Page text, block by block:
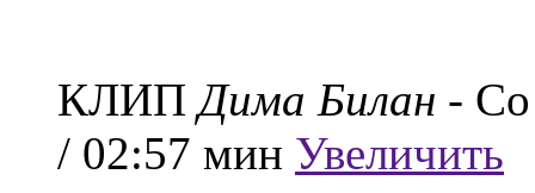
КЛИП Дима Билан -
/ 02:57 мин Увеличить